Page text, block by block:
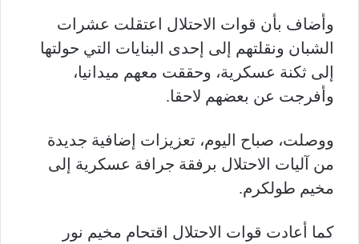
وأضاف بأن قوات الاحتلال اعتقلت عشرات
الشبان ونقلتهم إلى إحدى البنايات التي حولتها
إلى ثكنة عسكرية، وحققت معهم ميدانيا،
وأفرجت عن بعضهم لاحقا.
ووصلت، صباح اليوم، تعزيزات إضافية جديدة
من آليات الاحتلال برفقة جرافة عسكرية إلى
مخيم طولكرم.
كما أعادت قوات الاحتلال اقتحام مخيم نور